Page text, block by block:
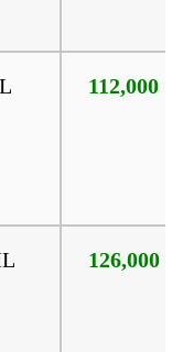
112,000
126,000